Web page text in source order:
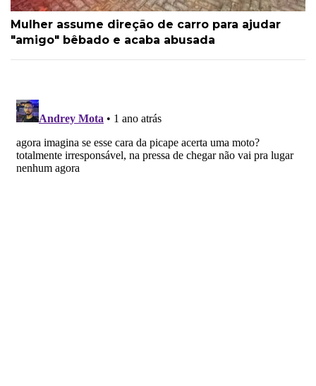
Mulher assume direção de carro para ajudar
"amigo" bêbado e acaba abusada